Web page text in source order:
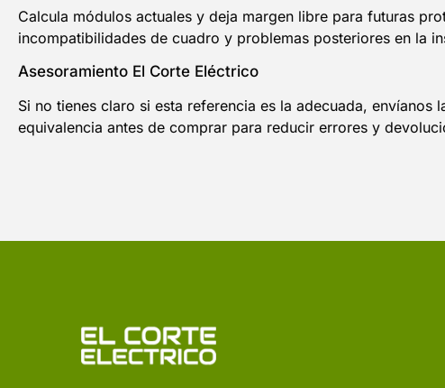
Calcula módulos actuales y deja margen libre para futuras
incompatibilidades de cuadro y problemas posteriores en la
Asesoramiento El Corte Eléctrico
Si no tienes claro si esta referencia es la adecuada,
equivalencia antes de comprar para reducir errores y